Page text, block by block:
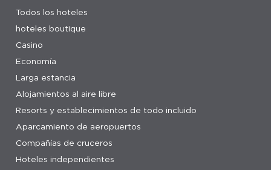
Todos los hoteles
hoteles boutique
Casino
Economía
Larga estancia
Alojamientos al aire libre
Resorts y establecimientos de todo incluido
Aparcamiento de aeropuertos
Compañías de cruceros
Hoteles independientes